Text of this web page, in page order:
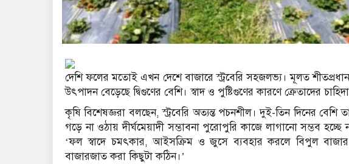
দেশি ফলের মতোই এখন দেশে বাজারে স্ট্রবেরি সহজলভ্য। মূলত
উৎপাদন বেড়েছে দ্বিগুণের বেশি। স্বাদ ও পুষ্টিগুণের কারণে ক্রেতাদের
কৃষি বিশেষজ্ঞরা বলছেন, স্ট্রবেরি অত্যন্ত পচনশীল। দুই-তিন দিনের বেশি
গড়ে না ওঠায় দীর্ঘমেয়াদী সম্ভাবনা পুরোপুরি কাজে লাগানো সম্ভব হচ্ছে
‘ফল স্বাদে চমৎকার, আইসক্রিম ও জুসে ব্যবহার করলে বিপুল
বাজারজাত করা কিছুটা কঠিন।’